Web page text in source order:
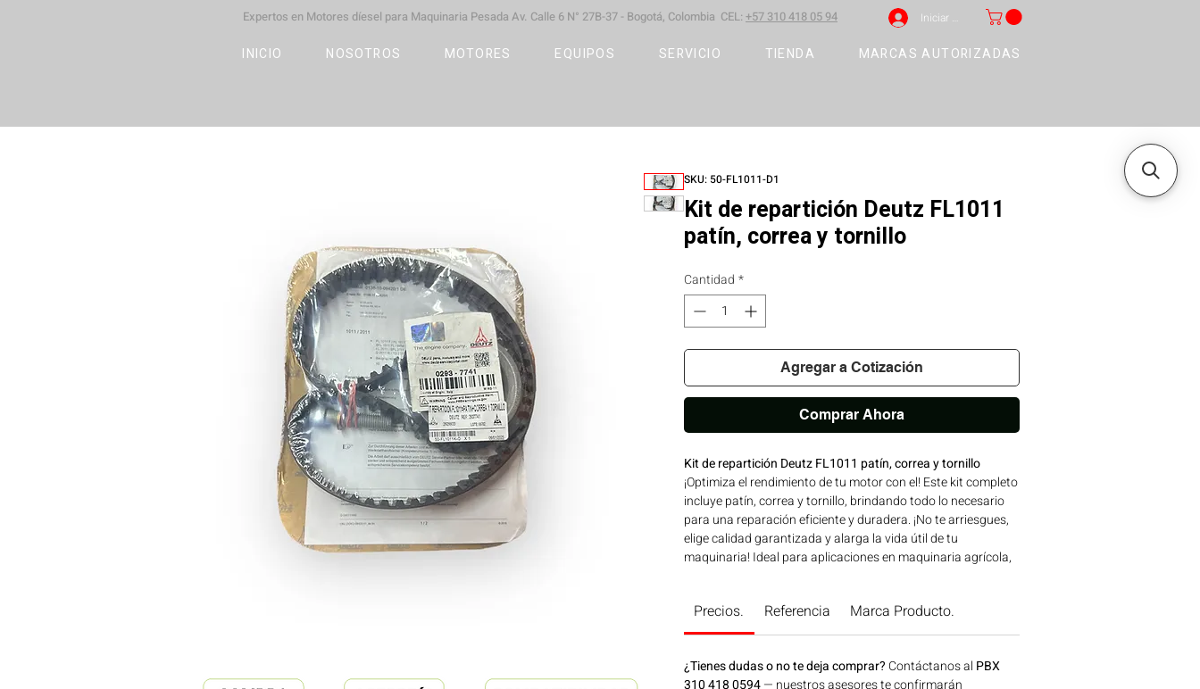
Expertos en Motores díesel para Maquinaria Pesada Av. Calle 6 N° 27B-37 - Bogotá, Colombia CEL: +57 310 418 05 94 Iniciar sesión
INICIO NOSOTROS MOTORES EQUIPOS SERVICIO TIENDA MARCAS AUTORIZADAS
SKU: 50-FL1011-D1
Kit de repartición Deutz FL1011
patín, correa y tornillo
Cantidad *
Agregar a Cotización
Comprar Ahora
Kit de repartición Deutz FL1011 patín, correa y tornillo
¡Optimiza el rendimiento de tu motor con el! Este kit completo
incluye patín, correa y tornillo, brindando todo lo necesario
para una reparación eficiente y duradera. ¡No te arriesgues,
elige calidad garantizada y alarga la vida útil de tu
maquinaria! Ideal para aplicaciones en maquinaria agrícola,
Precios. Referencia Marca Producto.
¿Tienes dudas o no te deja comprar? Contáctanos al PBX